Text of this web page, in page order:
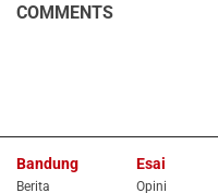
COMMENTS
Bandung
Berita
Esai
Opini